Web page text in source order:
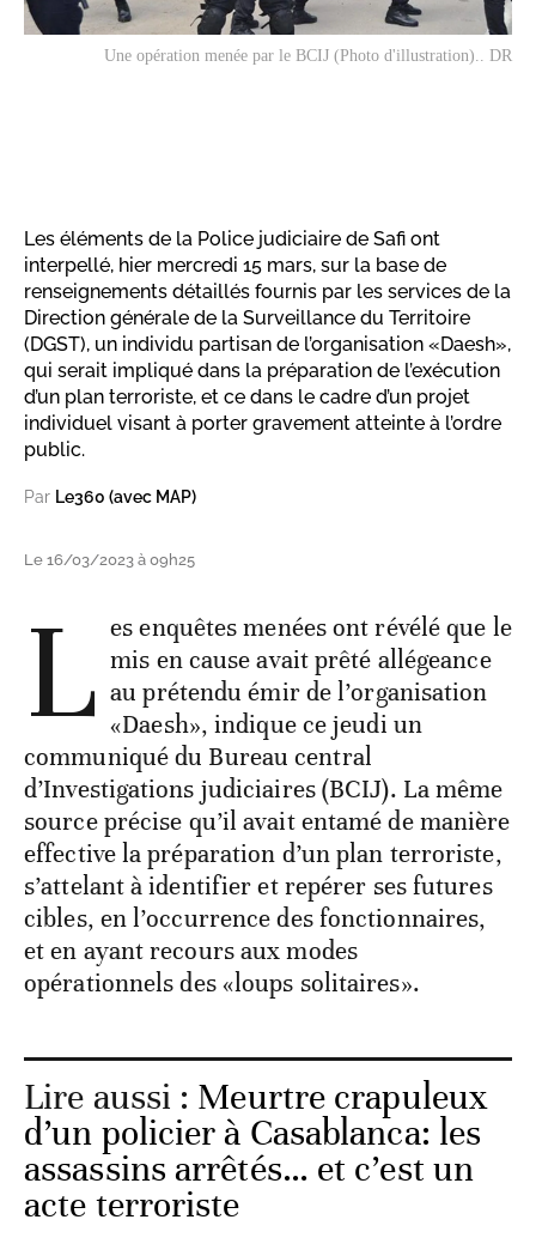
Une opération menée par le BCIJ (Photo d'illustration).. DR
Les éléments de la Police judiciaire de Safi ont
interpellé, hier mercredi 15 mars, sur la base de
renseignements détaillés fournis par les services de la
Direction générale de la Surveillance du Territoire
(DGST), un individu partisan de l’organisation «Daesh»,
qui serait impliqué dans la préparation de l’exécution
d’un plan terroriste, et ce dans le cadre d’un projet
individuel visant à porter gravement atteinte à l’ordre
public.
Par Le360 (avec MAP)
Le 16/03/2023 à 09h25
L es enquêtes menées ont révélé que le
mis en cause avait prêté allégeance
au prétendu émir de l’organisation
«Daesh», indique ce jeudi un
communiqué du Bureau central
d’Investigations judiciaires (BCIJ). La même
source précise qu’il avait entamé de manière
effective la préparation d’un plan terroriste,
s’attelant à identifier et repérer ses futures
cibles, en l’occurrence des fonctionnaires,
et en ayant recours aux modes
opérationnels des «loups solitaires».
Lire aussi : Meurtre crapuleux
d’un policier à Casablanca: les
assassins arrêtés… et c’est un
acte terroriste